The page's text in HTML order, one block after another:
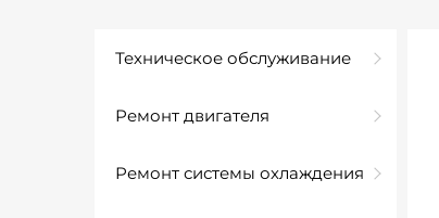
Техническое обслуживание
Ремонт двигателя
Ремонт системы охлаждения